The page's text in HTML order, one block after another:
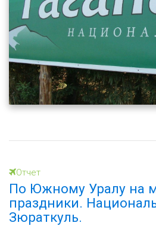
Отчет
По Южному Уралу на
праздники.
Зюраткуль.